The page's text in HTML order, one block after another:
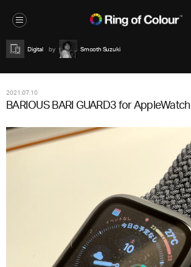
Digital Smooth Suzuki
2021.07.10
BARIOUS BARI GUARD3 for AppleWatch